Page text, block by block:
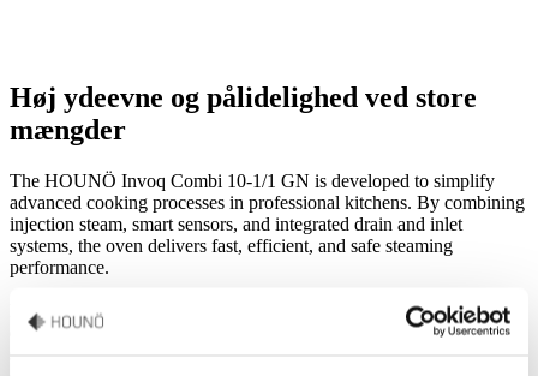
Høj ydeevne og pålidelighed ved store
mængder
The HOUNÖ Invoq Combi 10-1/1 GN is developed to simplify
advanced cooking processes in professional kitchens. By combining
injection steam, smart sensors, and integrated drain and inlet
systems, the oven delivers fast, efficient, and safe steaming
performance.
Med plads til 10 bakker og en samlet belastning på op til 45 kg er
den designet til produktion i store mængder, samtidig med at den